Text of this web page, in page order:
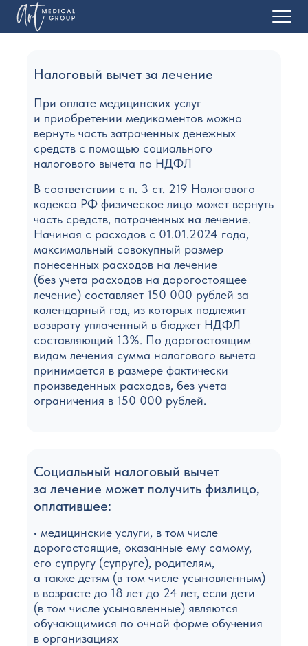
О нас
Пациентам
Налоговый вычет за лечение
При оплате медицинских услуг
и приобретении медикаментов можно
вернуть часть затраченных денежных
средств с помощью социального
налогового вычета по НДФЛ
В соответствии с п. 3 ст. 219 Налогового
кодекса РФ физическое лицо может вернуть
часть средств, потраченных на лечение.
Начиная с расходов с 01.01.2024 года,
максимальный совокупный размер
понесенных расходов на лечение
(без учета расходов на дорогостоящее
лечение) составляет 150 000 рублей за
календарный год, из которых подлежит
возврату уплаченный в бюджет НДФЛ
составляющий 13%. По дорогостоящим
видам лечения сумма налогового вычета
принимается в размере фактически
произведенных расходов, без учета
ограничения в 150 000 рублей.
Социальный налоговый вычет
за лечение может получить физлицо,
оплатившее:
• медицинские услуги, в том числе
дорогостоящие, оказанные ему самому,
его супругу (супруге), родителям,
а также детям (в том числе усыновленным)
в возрасте до 18 лет до 24 лет, если дети
(в том числе усыновленные) являются
обучающимися по очной форме обучения
в организациях